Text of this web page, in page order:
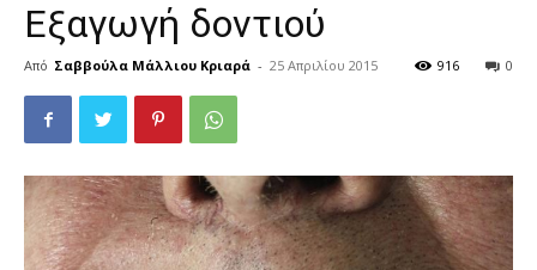
Εξαγωγή δοντιού
Από Σαββούλα Μάλλιου Κριαρά - 25 Απριλίου 2015 0
916